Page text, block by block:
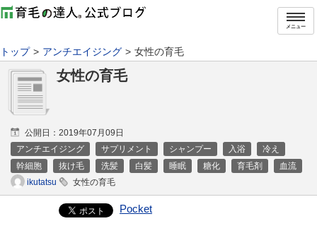
メニュー
トップ アンチエイジング 女性の育毛
女性の育毛
公開日： 2019年07月09日
アンチエイジング
サプリメント シャンプー 入浴
冷え
幹細胞
抜け毛 洗髪 白髪 睡眠 糖化 育毛剤
血流
ikutatsu
女性の育毛
Pocket